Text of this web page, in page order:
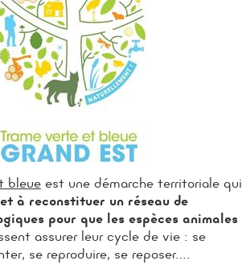
bleueest une démarche territoriale qui
à reconstituer un réseau de
pour que les espèces animales
assurer leur cycle de vie : se
se reproduire, se reposer….